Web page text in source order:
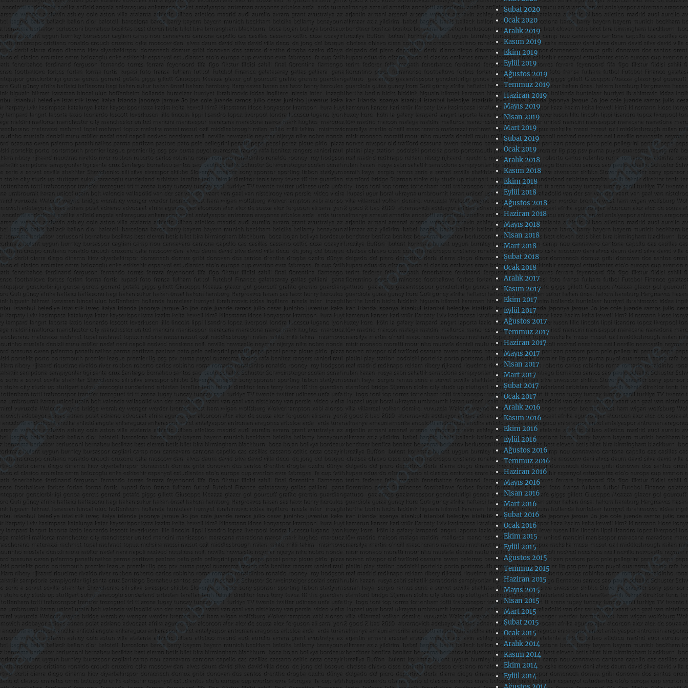
Şubat 2020
Ocak 2020
Aralık 2019
Kasım 2019
Ekim 2019
Eylül 2019
Ağustos 2019
Temmuz 2019
Haziran 2019
Mayıs 2019
Nisan 2019
Mart 2019
Şubat 2019
Ocak 2019
Aralık 2018
Kasım 2018
Ekim 2018
Eylül 2018
Ağustos 2018
Haziran 2018
Mayıs 2018
Nisan 2018
Mart 2018
Şubat 2018
Ocak 2018
Aralık 2017
Kasım 2017
Ekim 2017
Eylül 2017
Ağustos 2017
Temmuz 2017
Haziran 2017
Mayıs 2017
Nisan 2017
Mart 2017
Şubat 2017
Ocak 2017
Aralık 2016
Kasım 2016
Ekim 2016
Eylül 2016
Ağustos 2016
Temmuz 2016
Haziran 2016
Mayıs 2016
Nisan 2016
Mart 2016
Şubat 2016
Ocak 2016
Ekim 2015
Eylül 2015
Ağustos 2015
Temmuz 2015
Haziran 2015
Mayıs 2015
Nisan 2015
Mart 2015
Şubat 2015
Ocak 2015
Aralık 2014
Kasım 2014
Ekim 2014
Eylül 2014